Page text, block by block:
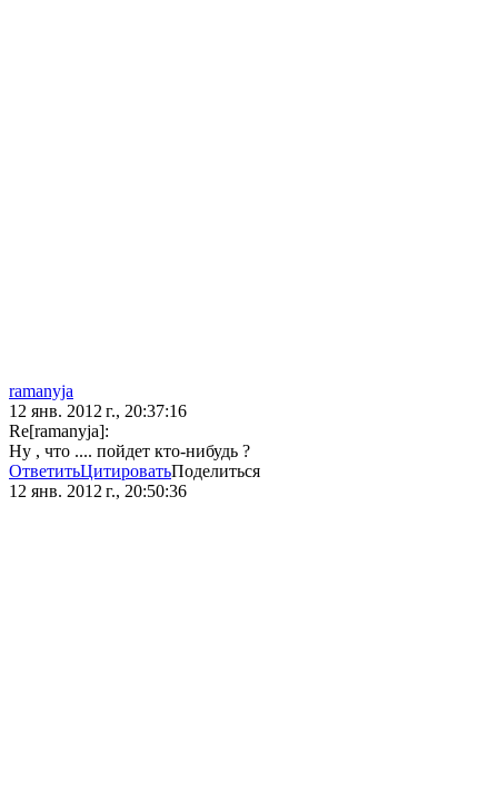
ramanyja
12 янв. 2012 г., 20:37:16
Re[ramanyja]:
Ну , что .... пойдет кто-нибудь ?
ОтветитьЦитироватьПоделиться
12 янв. 2012 г., 20:50:36